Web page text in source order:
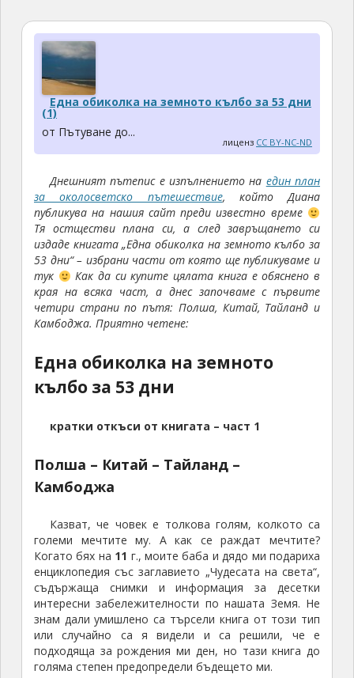
Една обиколка на земното кълбо за 53 дни
(1)
от Пътуване до...
лиценз CC BY-NC-ND
Днешният пътепис е изпълнението на един план
за околосветско пътешествие, който Диана
публикува на нашия сайт преди известно време
Тя остществи плана си, а след завръщането си
издаде книгата „Една обиколка на земното кълбо за
53 дни“ – избрани части от която ще публикуваме и
тук
Как да си купите цялата книга е обяснено в
края на всяка част, а днес започваме с първите
четири страни по пътя: Полша, Китай, Тайланд и
Камбоджа. Приятно четене:
Една обиколка на земното
кълбо за 53 дни
кратки откъси от книгата – част 1
Полша – Китай – Тайланд –
Камбоджа
Казват, че човек е толкова голям, колкото са
големи мечтите му. А как се раждат мечтите?
Когато бях на 11 г., моите баба и дядо ми подариха
енциклопедия със заглавието „Чудесата на света“,
съдържаща снимки и информация за десетки
интересни забележителности по нашата Земя. Не
знам дали умишлено са търсели книга от този тип
или случайно са я видели и са решили, че е
подходяща за рождения ми ден, но тази книга до
голяма степен предопредели бъдещето ми.